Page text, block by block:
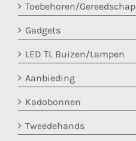
Toebehoren/Gereedschap
Gadgets
LED TL Buizen/Lampen
Aanbieding
Kadobonnen
Tweedehands